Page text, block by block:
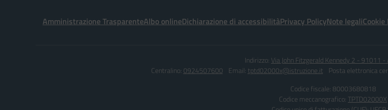
Amministrazione TrasparenteAlbo onlineDichiarazione di accessibilitàPrivacy PolicyNote legaliCookie
Indirizzo: Via John Fitzgerald Kennedy 2 - 91011 -
Centralino: 0924507600 Email: tptd02000x@istruzione.it Posta elettronica
Codice fiscale: 80003680818
Codice meccanografico:TPTD02000X